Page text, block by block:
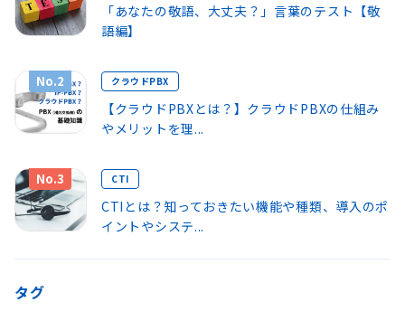
「あなたの敬語、大丈夫？」言葉のテスト【敬
語編】
No.2 クラウドPBX
【クラウドPBXとは？】クラウドPBXの仕組み
やメリットを理...
No.3 CTI
CTIとは？知っておきたい機能や種類、導入のポ
イントやシステ...
タグ